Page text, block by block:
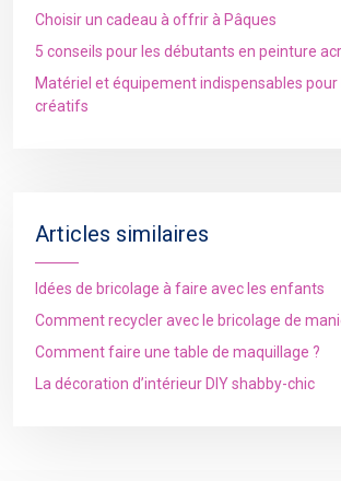
Choisir un cadeau à offrir à Pâques
5 conseils pour les débutants en peinture
Matériel et équipement indispensables pour
créatifs
Articles similaires
Idées de bricolage à faire avec les enfants
Comment recycler avec le bricolage de
Comment faire une table de maquillage ?
La décoration d’intérieur DIY shabby-chic